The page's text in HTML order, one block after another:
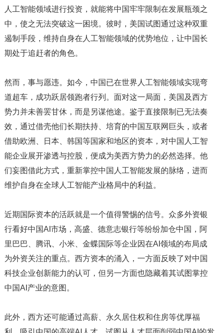
人工智能领域进行投资，就能将中国牢牢限制在发展瓶颈之
中，使之无法突破这一困境。彼时，美国试图通过这种双重
遏制手段，维持自身在人工智能领域的优势地位，让中国长
期处于追赶者的角色。
然而，事与愿违。如今，中国已在世界人工智能领域实现弯
道超车，成功跃居领跑者行列。面对这一局面，美国及西方
势力并未善罢甘休，而是另谋他途。鉴于直接限制已无法奏
效，通过借壳他们长期扶持、培育的中国互联网巨头，或者
借助欧洲、日本、韩国等国家和地区的资本，对中国人工智
能企业展开渗透与控股，便成为美西方势力的必然选择。他
们妄图借此方式，重新掌控中国人工智能发展的脉络，进而
维护自身在全球人工智能产业格局中的利益。
近期国际资本的活跃就是一个值得警惕的信号。众多外资银
行看好中国AI市场，高盛、德意志银行等纷纷加仓中国，阿
里巴巴、腾讯、小米、金蝶国际等企业因在AI领域的布局成
为外资关注的重点。西方资本的涌入，一方面反映了对中国
科技企业创新能力的认可，但另一方面也隐藏着其试图掌控
中国AI产业的意图。
此外，西方还可能通过高薪、永久居住权和住房等优厚福